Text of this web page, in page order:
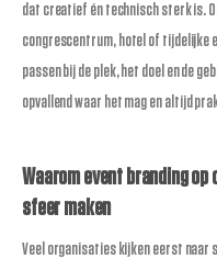
dat creatief én technisch sterk is.
congrescentrum, hotel of tijdelijke
passen bij de plek, het doel en de
opvallend waar het mag en altijd
Waarom event branding
sfeer maken
Veel organisaties kijken eerst naar